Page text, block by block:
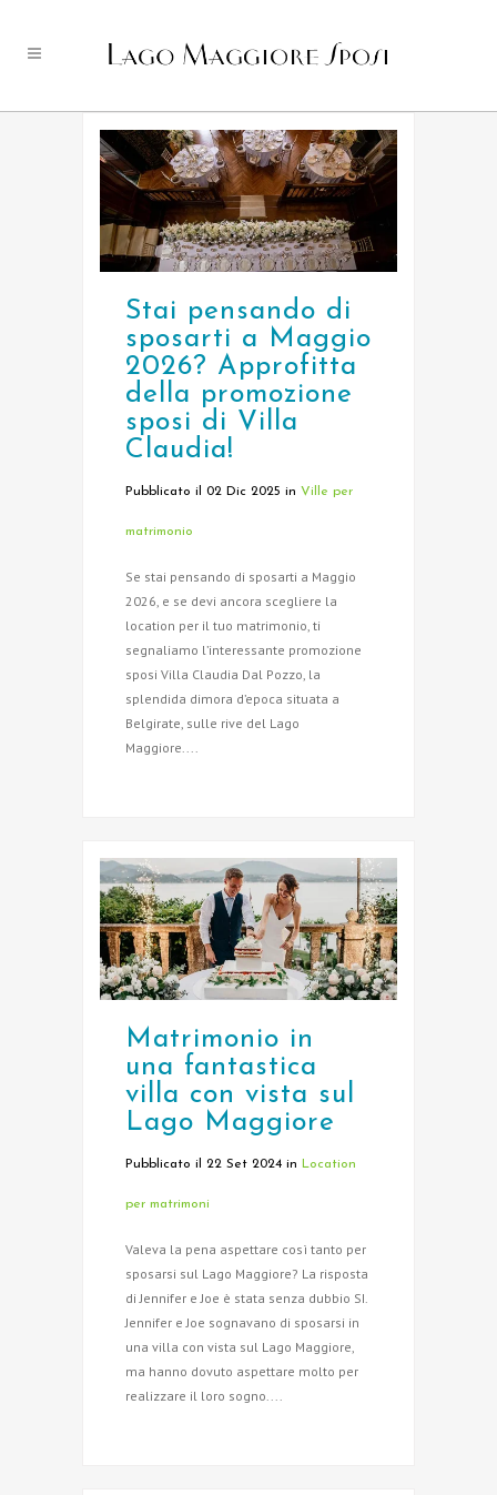
Stai pensando di
sposarti a Maggio
2026? Approfitta
della promozione
sposi di Villa
Claudia!
Pubblicato il 02 Dic 2025 in Ville per
matrimonio
Se stai pensando di sposarti a Maggio
2026, e se devi ancora scegliere la
location per il tuo matrimonio, ti
segnaliamo l’interessante promozione
sposi Villa Claudia Dal Pozzo, la
splendida dimora d’epoca situata a
Belgirate, sulle rive del Lago
Maggiore....
Matrimonio in
una fantastica
villa con vista sul
Lago Maggiore
Pubblicato il 22 Set 2024 in Location
per matrimoni
Valeva la pena aspettare così tanto per
sposarsi sul Lago Maggiore? La risposta
di Jennifer e Joe è stata senza dubbio SI.
Jennifer e Joe sognavano di sposarsi in
una villa con vista sul Lago Maggiore,
ma hanno dovuto aspettare molto per
realizzare il loro sogno....